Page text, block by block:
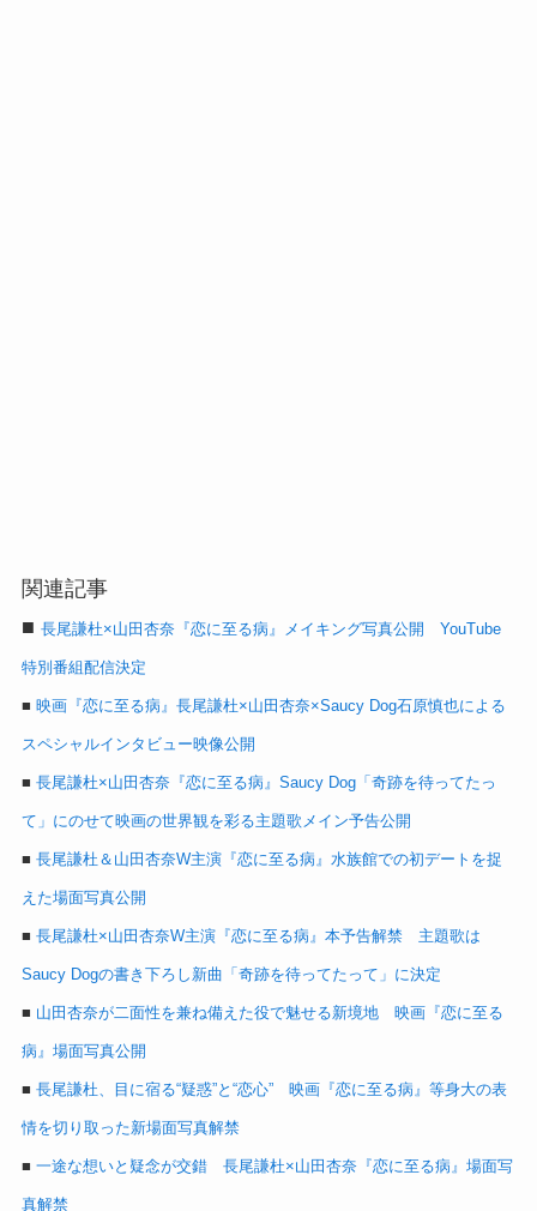
関連記事
■ 長尾謙杜×山田杏奈『恋に至る病』メイキング写真公開 YouTube
特別番組配信決定
■ 映画『恋に至る病』長尾謙杜×山田杏奈×Saucy Dog石原慎也による
スペシャルインタビュー映像公開
■ 長尾謙杜×山田杏奈『恋に至る病』Saucy Dog「奇跡を待ってたっ
て」にのせて映画の世界観を彩る主題歌メイン予告公開
■ 長尾謙杜＆山田杏奈W主演『恋に至る病』水族館での初デートを捉
えた場面写真公開
■ 長尾謙杜×山田杏奈W主演『恋に至る病』本予告解禁 主題歌は
Saucy Dogの書き下ろし新曲「奇跡を待ってたって」に決定
■ 山田杏奈が二面性を兼ね備えた役で魅せる新境地 映画『恋に至る
病』場面写真公開
■ 長尾謙杜、目に宿る“疑惑”と“恋心” 映画『恋に至る病』等身大の表
情を切り取った新場面写真解禁
■ 一途な想いと疑念が交錯 長尾謙杜×山田杏奈『恋に至る病』場面写
真解禁